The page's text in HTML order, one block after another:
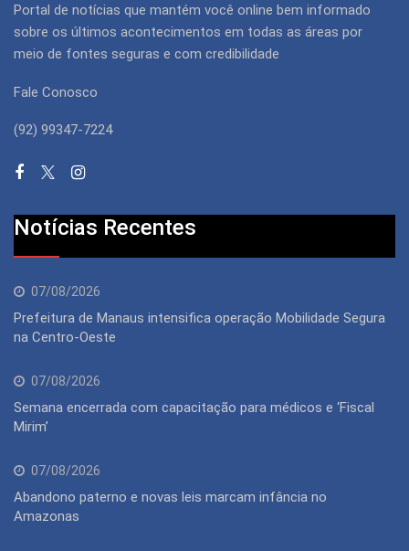
Portal de notícias que mantém você online bem informado
sobre os últimos acontecimentos em todas as áreas por
meio de fontes seguras e com credibilidade
Fale Conosco
(92) 99347-7224
Notícias Recentes
07/08/2026
Prefeitura de Manaus intensifica operação Mobilidade Segura
na Centro-Oeste
07/08/2026
Semana encerrada com capacitação para médicos e ‘Fiscal
Mirim’
07/08/2026
Abandono paterno e novas leis marcam infância no
Amazonas